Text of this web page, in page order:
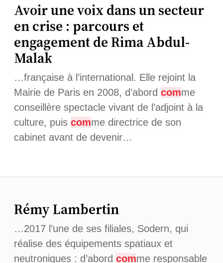
Avoir une voix dans un secteur
en crise : parcours et
engagement de Rima Abdul-
Malak
…française à l’international. Elle rejoint la
Mairie de Paris en 2008, d’abord comme
conseillère spectacle vivant de l’adjoint à la
culture, puis comme directrice de son
cabinet avant de devenir…
Rémy Lambertin
…2017 l’une de ses filiales, Sodern, qui
réalise des équipements spatiaux et
neutroniques : d’abord comme responsable